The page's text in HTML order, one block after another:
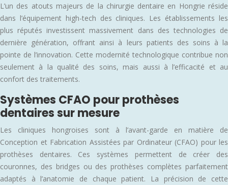
L’un des atouts majeurs de la chirurgie dentaire en Hongrie réside
dans l’équipement high-tech des cliniques. Les établissements les
plus réputés investissent massivement dans des technologies de
dernière génération, offrant ainsi à leurs patients des soins à la
pointe de l’innovation. Cette modernité technologique contribue non
seulement à la qualité des soins, mais aussi à l’efficacité et au
confort des traitements.
Systèmes CFAO pour prothèses
dentaires sur mesure
Les cliniques hongroises sont à l’avant-garde en matière de
Conception et Fabrication Assistées par Ordinateur (CFAO) pour les
prothèses dentaires. Ces systèmes permettent de créer des
couronnes, des bridges ou des prothèses complètes parfaitement
adaptés à l’anatomie de chaque patient. La précision de cette